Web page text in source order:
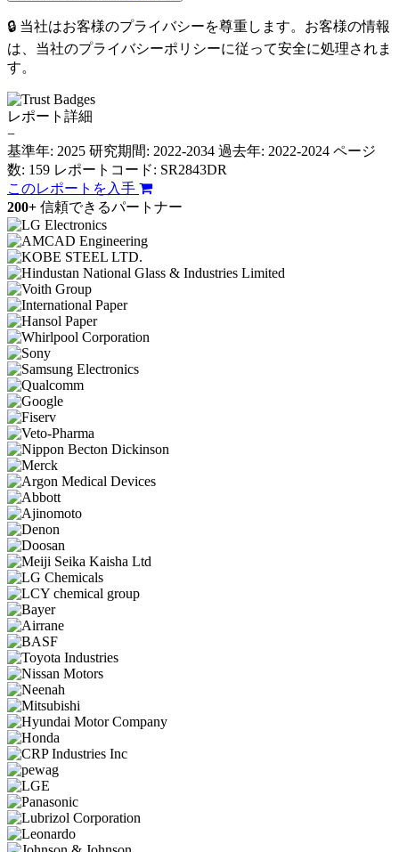
🔒 当社はお客様のプライバシーを尊重します。お客様の情報
は、当社のプライバシーポリシーに従って安全に処理されま
す。
レポート詳細
−
基準年: 2025 研究期間: 2022-2034 過去年: 2022-2024 ページ
数: 159 レポートコード: SR2843DR
このレポートを入手
200+ 信頼できるパートナー